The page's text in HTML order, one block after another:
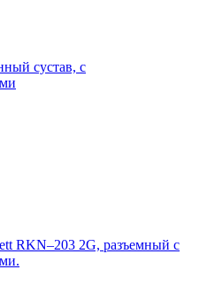
сустав, с
RKN–203 2G, разъемный с